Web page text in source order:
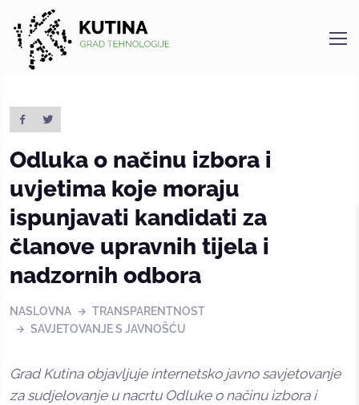
Kutina
Odluka o načinu izbora i
uvjetima koje moraju
ispunjavati kandidati za
članove upravnih tijela i
nadzornih odbora
NASLOVNA
TRANSPARENTNOST
SAVJETOVANJE S JAVNOŠĆU
Grad Kutina objavljuje internetsko javno savjetovanje
za sudjelovanje u nacrtu Odluke o načinu izbora i